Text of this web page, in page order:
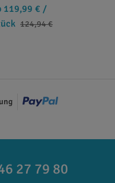
119,99 € /
124,94 €
27 79 80